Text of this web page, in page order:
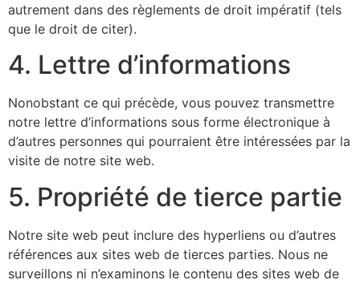
autrement dans des règlements de droit impératif (tels
que le droit de citer).
4. Lettre d’informations
Nonobstant ce qui précède, vous pouvez transmettre
notre lettre d’informations sous forme électronique à
d’autres personnes qui pourraient être intéressées par la
visite de notre site web.
5. Propriété de tierce partie
Notre site web peut inclure des hyperliens ou d’autres
références aux sites web de tierces parties. Nous ne
surveillons ni n’examinons le contenu des sites web de